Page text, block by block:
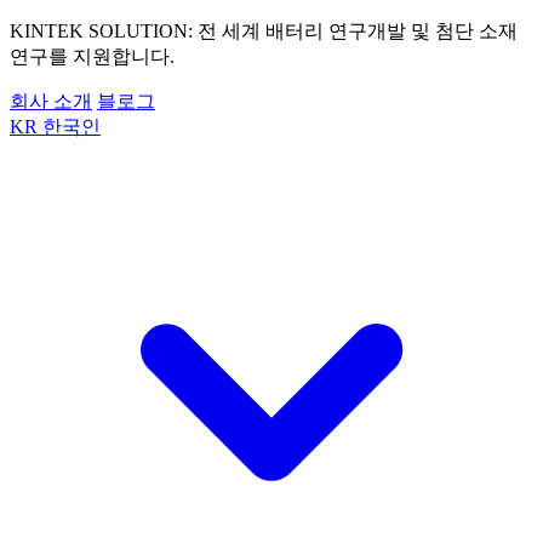
KINTEK SOLUTION: 전 세계 배터리 연구개발 및 첨단 소재
연구를 지원합니다.
회사 소개 블로그
KR 한국인